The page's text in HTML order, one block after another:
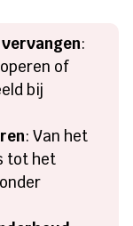
:
of
bij
: Van het
tot het